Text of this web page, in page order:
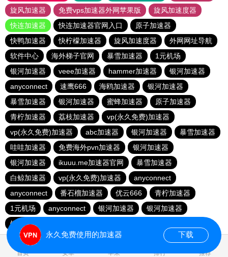
旋风加速器
免费vps加速器外网苹果版
旋风加速度器
快连加速器
快连加速器官网入口
原子加速器
快鸭加速器
快柠檬加速器 旋风加速度器
外网网址导航
软件中心
海外梯子官网 暴雪加速器
1元机场
银河加速器
veee加速器 hammer加速器
银河加速器
anyconnect
速鹰666 海鸥加速器
银河加速器
暴雪加速器
银河加速器 蜜蜂加速器
原子加速器
青柠加速器
荔枝加速器
vp(永久免费)加速器
vp(永久免费)加速器
abc加速器 银河加速器
暴雪加速器
哇哇加速器
免费海外pvn加速器
银河加速器
银河加速器
ikuuu.me加速器官网
暴雪加速器
白鲸加速器
vp(永久免费)加速器
anyconnect
anyconnect
番石榴加速器 优云666
青柠加速器
1元机场
anyconnect 银河加速器
银河加速器
银河加速器
首页 安卓 苹果 排行 推荐
永久免费使用的加速器 下载
0.068044s